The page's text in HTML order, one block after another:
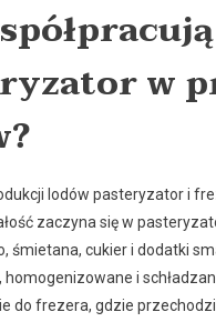
w
lodów pasteryzator i
zaczyna się w
śmietana, cukier i dodatki
i
do frezera, gdzie